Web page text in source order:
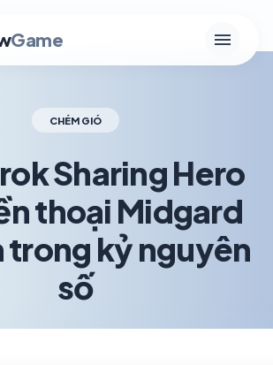
Game menu
CHÉM GIÓ
Sharing Hero
thoại Midgard
trong kỷ nguyên
số